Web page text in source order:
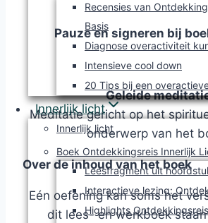
Recensies van
Basis
Diagnose overactiviteit
Intensieve cool down
20 Tips bij een
Innerlijk licht
Innerlijk licht
Boek Ontdekkingsreis Innerlijk
Leesfragment uit
Interactieve lezing:
Highlights
Pauze en signeren bij
Geleide
Meditatie gericht op het
onderwerp van het
Over de inhoud van het boek
Eén oefening kan soms het
dit lees- en werkboek